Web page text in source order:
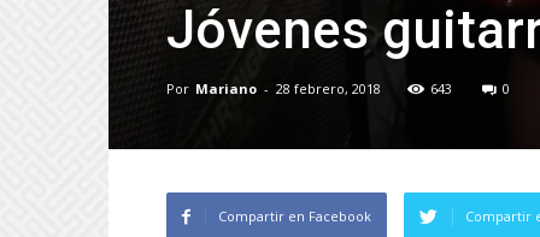
Jóvenes
Por Mariano - 28 febrero, 2018 643 0
Compartir en Facebook Compartir